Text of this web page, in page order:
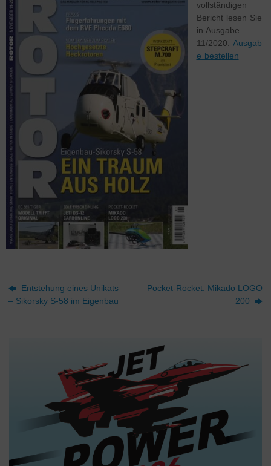
vollständigen
Bericht lesen Sie
in Ausgabe
11/2020. Ausgab
e bestellen
Entstehung eines Unikats
– Sikorsky S-58 im Eigenbau
Pocket-Rocket: Mikado LOGO
200